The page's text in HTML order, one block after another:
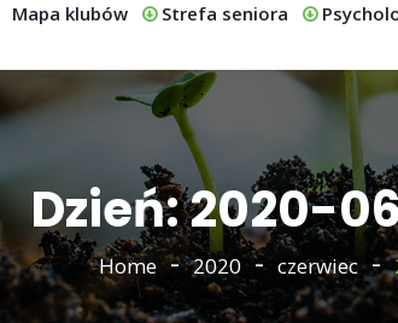
Mapa klubów Strefa seniora
Dzień: 2020-
Home 2020 czerwiec